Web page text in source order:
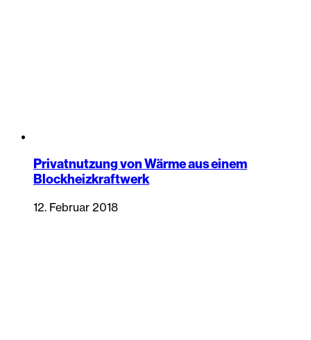
Privatnutzung von Wärme aus einem
Blockheizkraftwerk
12. Februar 2018